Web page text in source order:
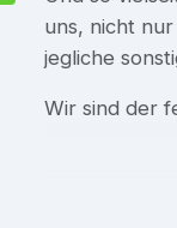
uns, nicht
jegliche
Wir sind der